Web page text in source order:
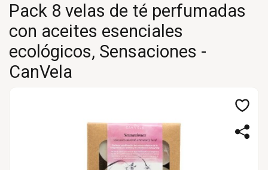
Pack 8 velas de té perfumadas
con aceites esenciales
ecológicos, Sensaciones -
CanVela